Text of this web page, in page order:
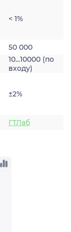
< 1%
50 000
10...10000 (по
входу)
±2%
ГТЛаб